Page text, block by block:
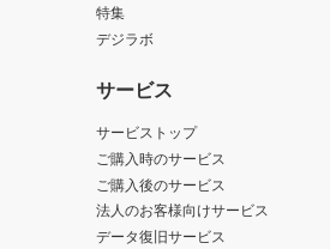
特集
デジラボ
サービス
サービストップ
ご購入時のサービス
ご購入後のサービス
法人のお客様向けサービス
データ復旧サービス